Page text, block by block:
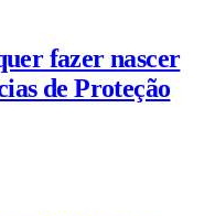
fazer nascer
de Proteção